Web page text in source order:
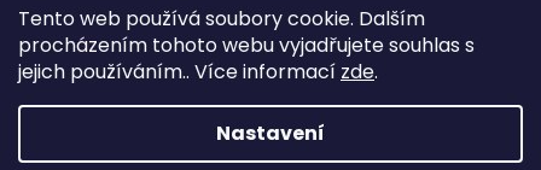
Tento web používá soubory cookie. Dalším
procházením tohoto webu vyjadřujete souhlas s
jejich používáním.. Více informací zde.
Nastavení